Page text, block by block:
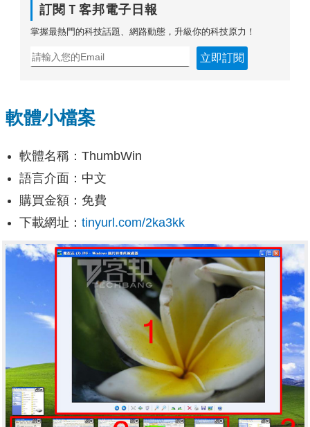
訂閱Ｔ客邦電子日報
掌握最熱門的科技話題、網路動態，升級你的科技原力！
立即訂閱
軟體小檔案
軟體名稱：ThumbWin
語言介面：中文
購買金額：免費
下載網址： tinyurl.com/2ka3kk